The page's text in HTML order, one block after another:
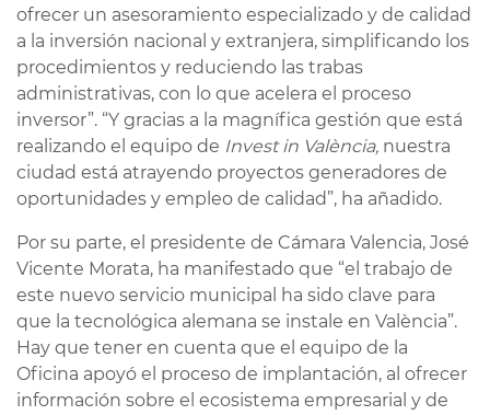
ofrecer un asesoramiento especializado y de calidad
a la inversión nacional y extranjera, simplificando los
procedimientos y reduciendo las trabas
administrativas, con lo que acelera el proceso
inversor”. “Y gracias a la magnífica gestión que está
realizando el equipo de Invest in València, nuestra
ciudad está atrayendo proyectos generadores de
oportunidades y empleo de calidad”, ha añadido.
Por su parte, el presidente de Cámara Valencia, José
Vicente Morata, ha manifestado que “el trabajo de
este nuevo servicio municipal ha sido clave para
que la tecnológica alemana se instale en València”.
Hay que tener en cuenta que el equipo de la
Oficina apoyó el proceso de implantación, al ofrecer
información sobre el ecosistema empresarial y de